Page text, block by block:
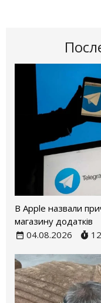
В Apple назвали
магазину додатків
04.08.2026